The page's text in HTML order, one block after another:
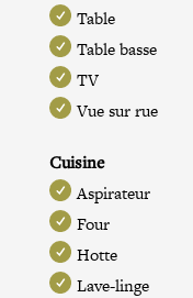
Table
Table basse
TV
Vue sur rue
Cuisine
Aspirateur
Four
Hotte
Lave-linge